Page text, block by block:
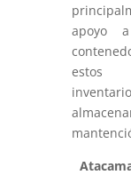
apoyo
estos